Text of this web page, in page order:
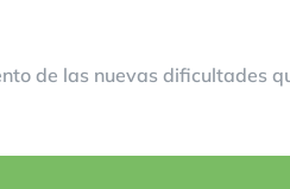
de las nuevas dificultades